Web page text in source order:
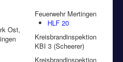
Ost,
Feuerwehr Mertingen
HLF 20
Kreisbrandinspektion
KBI 3 (Scheerer)
Kreisbrandinspektion